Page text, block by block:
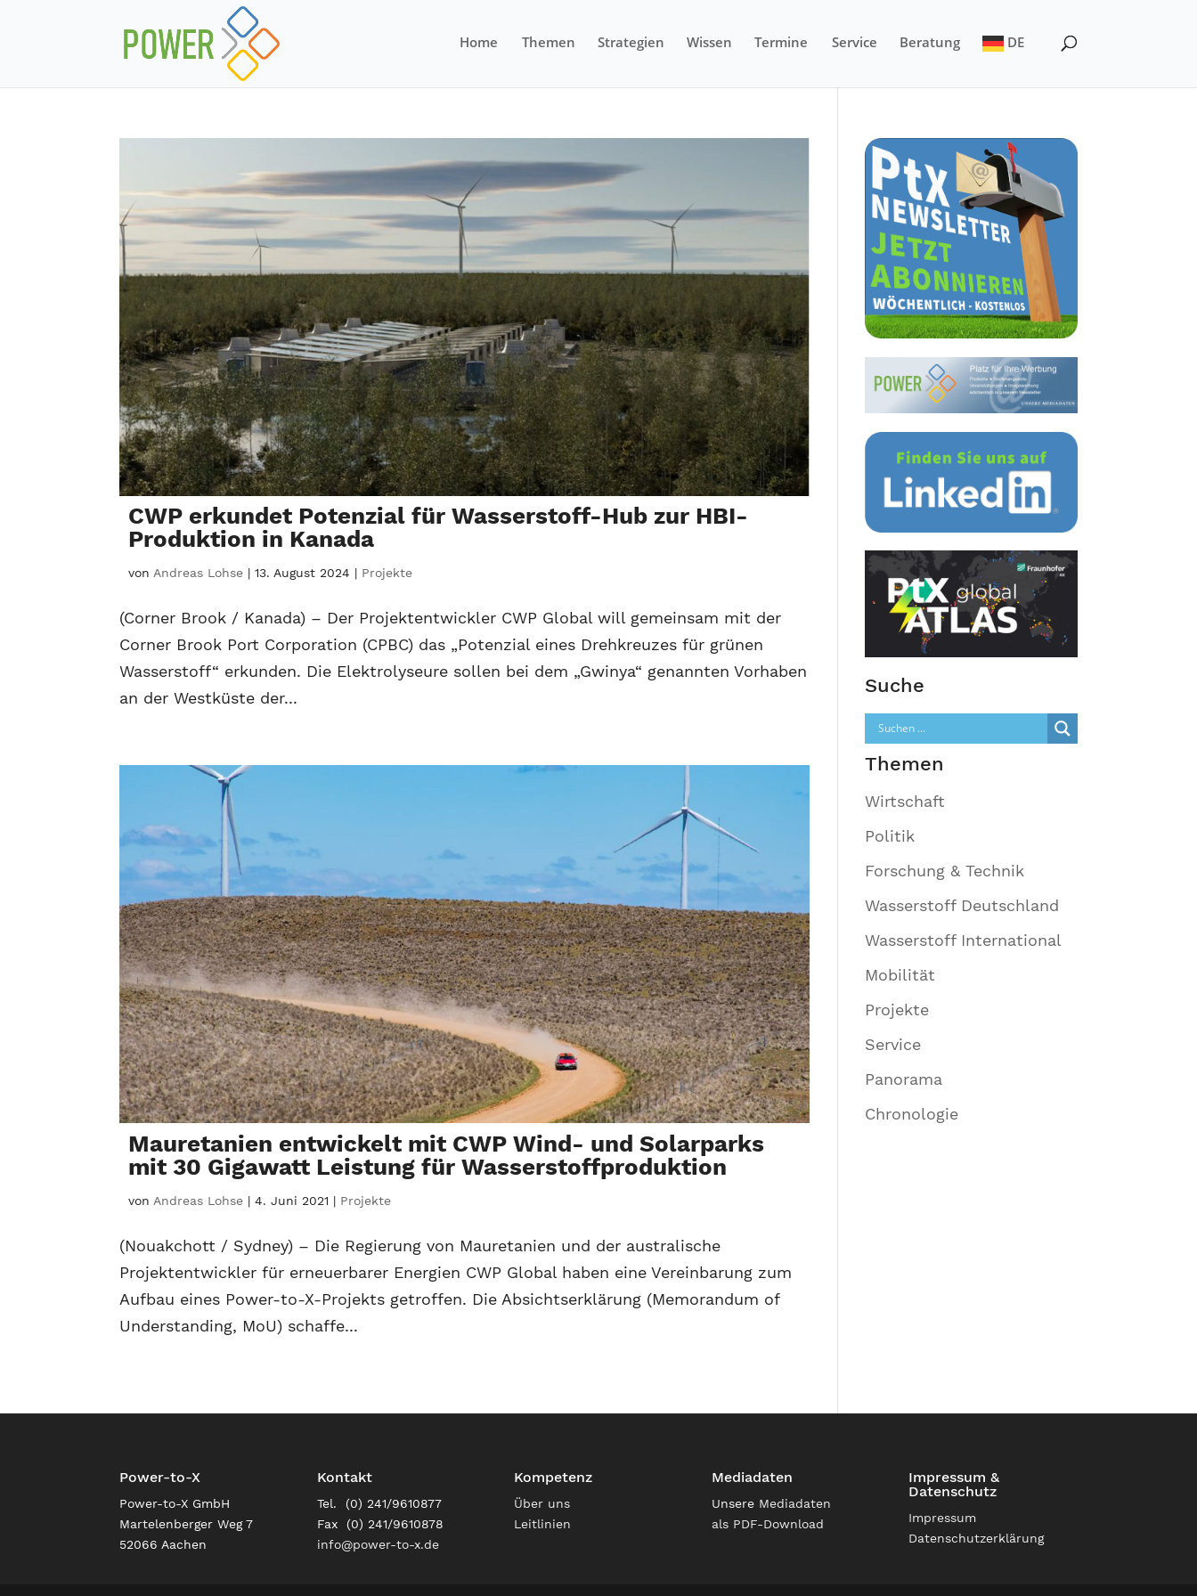
Home Themen Strategien Wissen Termine Service Beratung DE
CWP erkundet Potenzial für Wasserstoff-Hub zur HBI-
Produktion in Kanada
vonAndreas Lohse |13. August 2024 | Projekte
(Corner Brook / Kanada) – Der Projektentwickler CWP Global will gemeinsam mit der
Corner Brook Port Corporation (CPBC) das „Potenzial eines Drehkreuzes für grünen
Wasserstoff“ erkunden. Die Elektrolyseure sollen bei dem „Gwinya“ genannten Vorhaben
an der Westküste der...
Mauretanien entwickelt mit CWP Wind- und Solarparks
mit 30 Gigawatt Leistung für Wasserstoffproduktion
von Andreas Lohse |4. Juni 2021 | Projekte
(Nouakchott / Sydney) – Die Regierung von Mauretanien und der australische
Projektentwickler für erneuerbarer Energien CWP Global haben eine Vereinbarung zum
Aufbau eines Power-to-X-Projekts getroffen. Die Absichtserklärung (Memorandum of
Understanding, MoU) schaffe...
Suche
Themen
Wirtschaft
Politik
Forschung & Technik
Wasserstoff Deutschland
Wasserstoff International
Mobilität
Projekte
Service
Panorama
Chronologie
Power-to-X
Power-to-X GmbH
Martelenberger Weg 7
52066 Aachen
Kontakt
Tel. (0) 241/9610877
Fax (0) 241/9610878
info@power-to-x.de
Kompetenz
Über uns
Leitlinien
Mediadaten
Unsere Mediadaten
als PDF-Download
Impressum &
Datenschutz
Impressum
Datenschutzerklärung